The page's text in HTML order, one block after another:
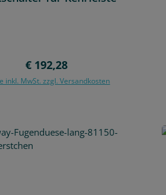
Regulärer Preis:
€ 192,28
inkl. MwSt. zzgl. Versandkosten